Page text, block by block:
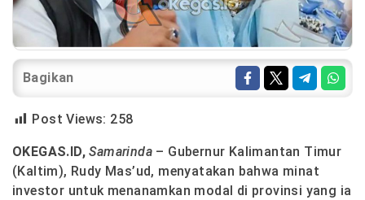
Bagikan
Post Views: 258
OKEGAS.ID, Samarinda – Gubernur Kalimantan Timur
(Kaltim), Rudy Mas’ud, menyatakan bahwa minat
investor untuk menanamkan modal di provinsi yang ia